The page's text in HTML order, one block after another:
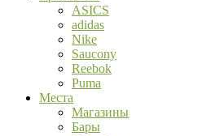
ASICS
adidas
Nike
Saucony
Reebok
Puma
Места
Магазины
Бары